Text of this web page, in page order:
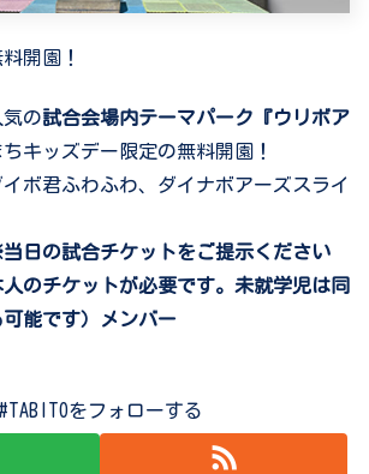
開園！
の試合会場内テーマパーク『ウリボア
キッズデー限定の無料開園！
ボ君ふわふわ、ダイナボアーズスライ
日の試合チケットをご提示ください
人のチケットが必要です。未就学児は同
能です）メンバー
#TABITOをフォローする